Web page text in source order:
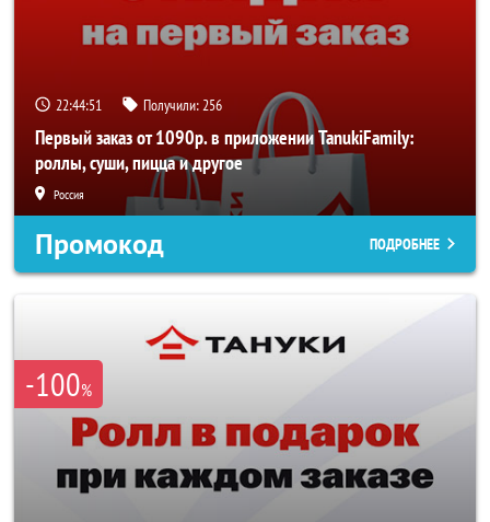
22:44:50 Получили:256
Первый заказ от 1090р. в приложении TanukiFamily:
роллы, суши, пицца и другое
Россия
Промокод ПОДРОБНЕЕ
-100%